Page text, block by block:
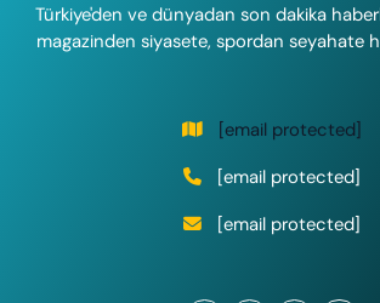
Türkiye'den ve dünyadan son dakika
magazinden siyasete, spordan seyahate
[email protected]
[email protected]
[email protected]